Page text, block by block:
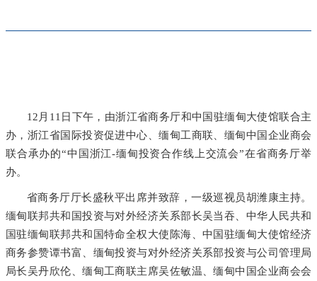
12月11日下午，由浙江省商务厅和中国驻缅甸大使馆联合主
办，浙江省国际投资促进中心、缅甸工商联、缅甸中国企业商会
联合承办的“中国浙江-缅甸投资合作线上交流会”在省商务厅举
办。
省商务厅厅长盛秋平出席并致辞，一级巡视员胡潍康主持。
缅甸联邦共和国投资与对外经济关系部长吴当吞、中华人民共和
国驻缅甸联邦共和国特命全权大使陈海、中国驻缅甸大使馆经济
商务参赞谭书富、缅甸投资与对外经济关系部投资与公司管理局
局长吴丹欣伦、缅甸工商联主席吴佐敏温、缅甸中国企业商会会